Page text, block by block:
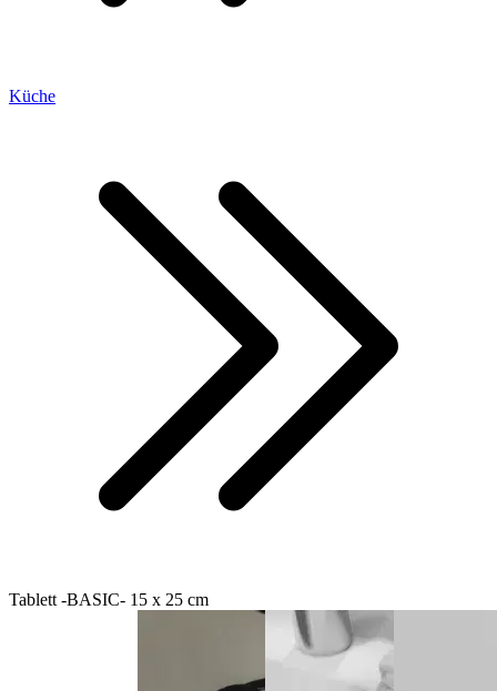
Küche
Tablett -BASIC- 15 x 25 cm